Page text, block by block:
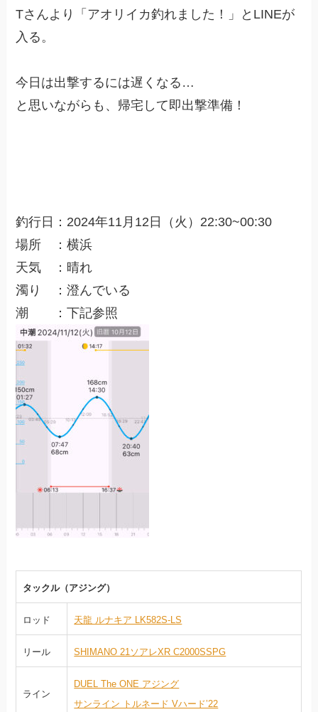
Tさんより「アオリイカ釣れました！」とLINEが
入る。
今日は出撃するには遅くなる…
と思いながらも、帰宅して即出撃準備！
釣行日：2024年11月12日（火）22:30~00:30
場所 ：横浜
天気 ：晴れ
濁り ：澄んでいる
潮 ：下記参照
タックル（アジング）
ロッド 天龍 ルナキア LK582S-LS
リール SHIMANO 21ソアレXR C2000SSPG
ライン
DUEL The ONE アジング
サンライン トルネード Vハード’22